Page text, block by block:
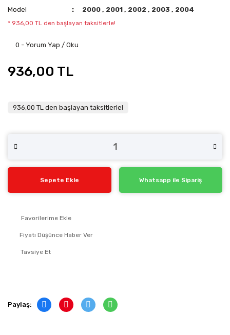
Model
2000, 2001, 2002, 2003, 2004
* 936,00 TL den başlayan taksitlerle!
0 - Yorum Yap / Oku
936,00 TL
936,00 TL den başlayan taksitlerle!
Sepete Ekle Whatsapp ile Sipariş
Fiyatı Düşünce Haber Ver
Tavsiye Et
Paylaş: